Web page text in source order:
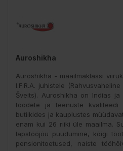
Auroshikha
Auroshikha - maailmaklassi
I.F.R.A. juhistele
Šveits). Auroshikha on Indias
toodete ja teenuste kvaliteedi
butiikides ja kauplustes
enam kui 26 riiki üle maailma.
lapstööjõu puudumine, kõigi
pensionitoetused, naiste